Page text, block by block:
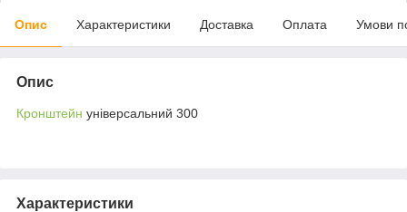
Опис Характеристики Доставка Оплата Умови
Опис
Кронштейн універсальний 300
Характеристики